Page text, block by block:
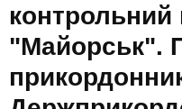
контрольний
"Майорськ".